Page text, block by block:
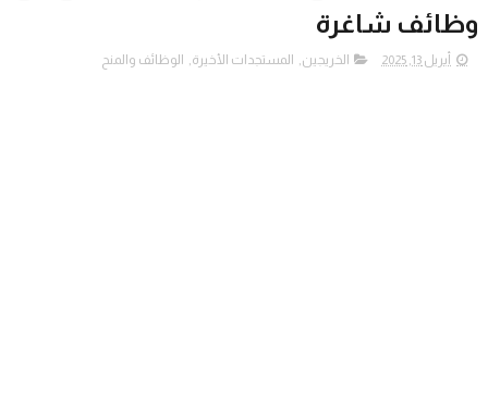
وظائف شاغرة
أبريل 13, 2025 الخريجين, المستجدات الأخيرة, الوظائف والمنح